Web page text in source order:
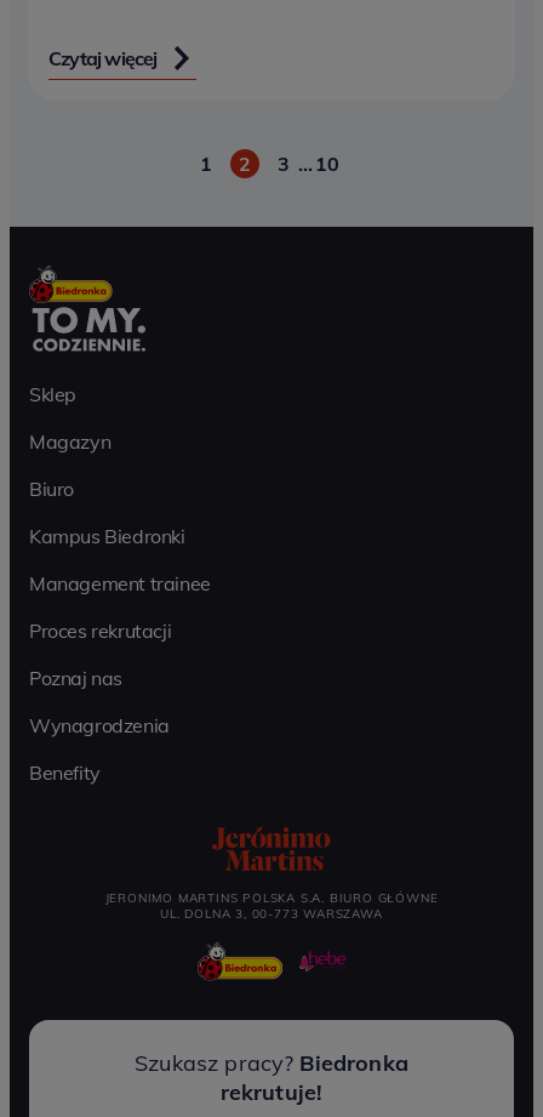
Czytaj więcej
Paginacja
1 2 3 … 10
Sklep
Magazyn
Biuro
Kampus Biedronki
Management trainee
Proces rekrutacji
Poznaj nas
Wynagrodzenia
Benefity
JERONIMO MARTINS POLSKA S.A. BIURO GŁÓWNE
UL. DOLNA 3, 00-773 WARSZAWA
Szukasz pracy? Biedronka
rekrutuje!